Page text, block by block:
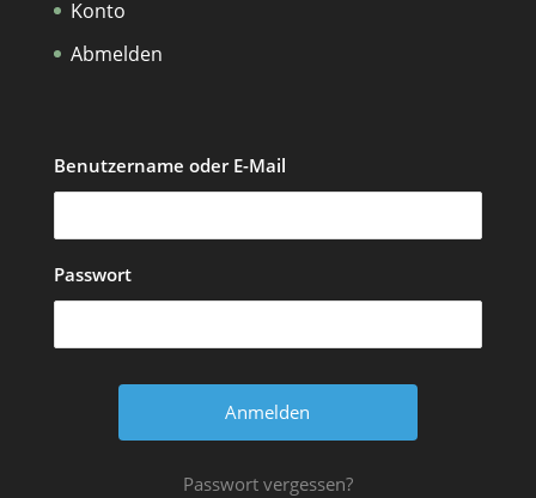
Konto
Abmelden
Benutzername oder E-Mail
Passwort
Passwort vergessen?